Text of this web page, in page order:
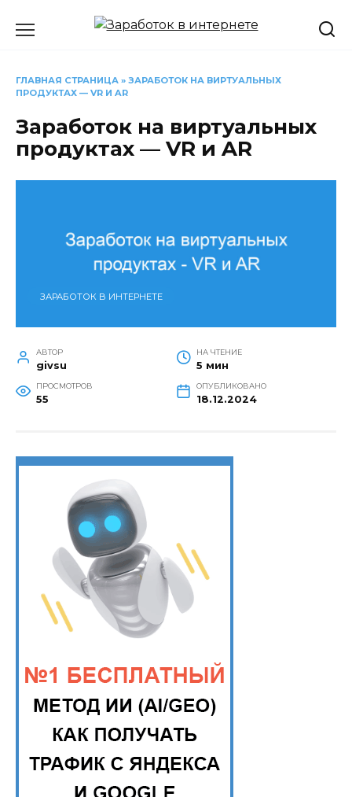
ГЛАВНАЯ СТРАНИЦА » ЗАРАБОТОК НА ВИРТУАЛЬНЫХ
ПРОДУКТАХ — VR И AR
Заработок на виртуальных
продуктах — VR и AR
ЗАРАБОТОК В ИНТЕРНЕТЕ
АВТОР
givsu
НА ЧТЕНИЕ
5 мин
ПРОСМОТРОВ
55
ОПУБЛИКОВАНО
18.12.2024